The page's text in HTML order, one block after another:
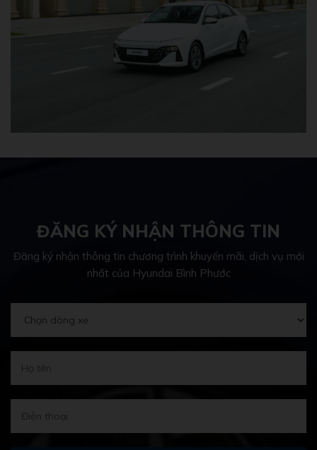
ĐĂNG KÝ NHẬN THÔNG TIN
Đăng ký nhận thông tin chương trình khuyến mãi, dịch vụ mới
nhất của Hyundai Bình Phước